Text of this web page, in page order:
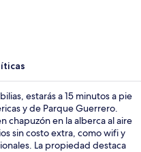
estarás a 15 minutos a pie
y de Parque Guerrero.
chapuzón en la alberca al aire
sin costo extra, como wifi y
La propiedad destaca